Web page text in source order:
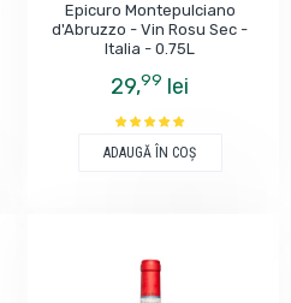
Epicuro Montepulciano
d'Abruzzo - Vin Rosu Sec -
Italia - 0.75L
29,99 lei
ADAUGĂ ÎN COŞ